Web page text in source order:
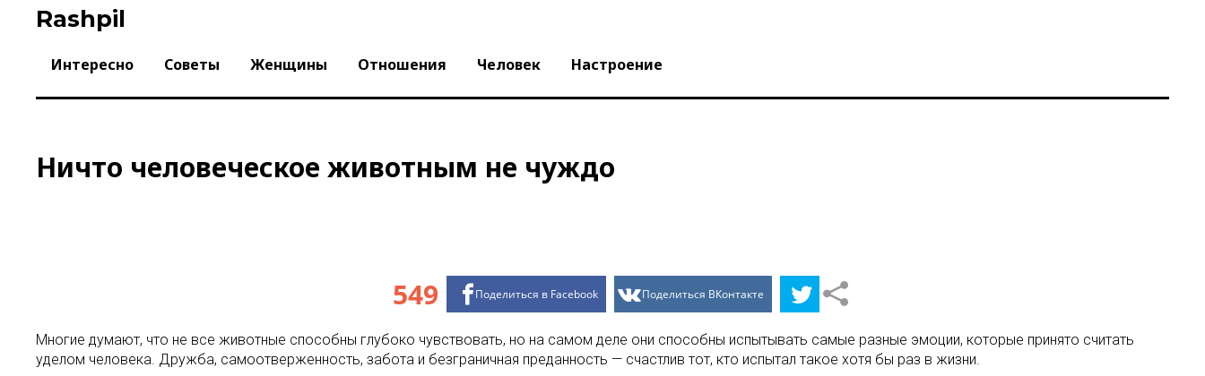
Rashpil
Интересно Советы Женщины Отношения Человек Настроение
Ничто человеческое животным не чуждо
549 Поделиться в Facebook Поделиться ВКонтакте
Многие думают, что не все животные способны глубоко чувствовать, но на самом деле они способны испытывать самые разные эмоции, которые принято считать
уделом человека. Дружба, самоотверженность, забота и безграничная преданность — счастлив тот, кто испытал такое хотя бы раз в жизни.